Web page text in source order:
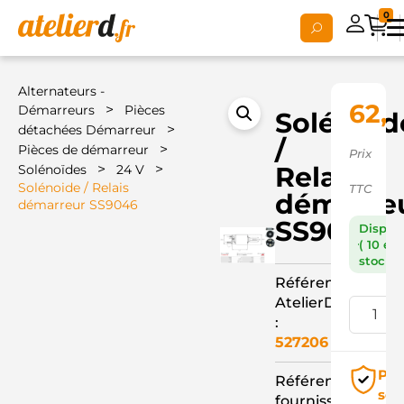
0
Alternateurs -
Démarreurs
>
Pièces
détachées Démarreur
>
Pièces de démarreur >
Solénoïdes > 24 V >
Solénoide / Relais
démarreur SS9046
/
Relais
SS9046
Référence
AtelierD
:
527206
Référence
Prix
TTC
( 10 en
stock )